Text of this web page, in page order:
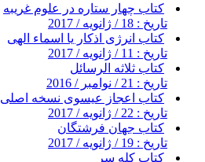
کتاب چهار ستاره در علوم غریبه
تاریخ : 18 / ژانویه / 2017
کتاب انرژی اذکار یا اسماء الهی
تاریخ : 11 / ژانویه / 2017
کتاب ثلاثه الرسائل
تاریخ : 21 / نوامبر / 2016
کتاب اعجاز عیسوی نسخه اصلی
تاریخ : 22 / ژانویه / 2017
کتاب جهان فرشتگان
تاریخ : 19 / ژانویه / 2017
کتاب کله سر